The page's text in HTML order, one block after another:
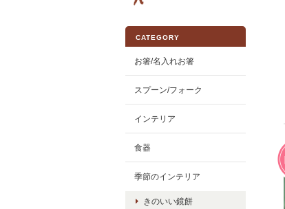
CATEGORY
お箸/名入れお箸
スプーン/フォーク
インテリア
食器
季節のインテリア
きのいい鏡餅